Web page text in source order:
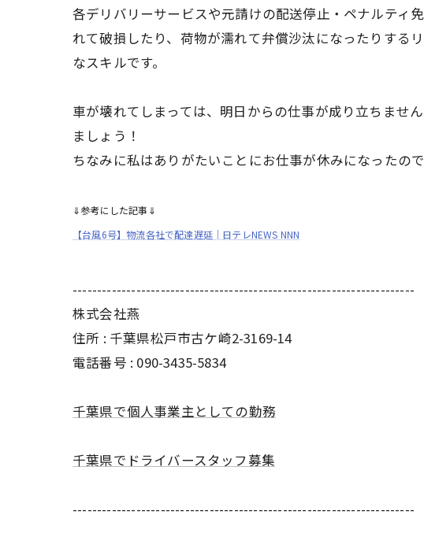
各デリバリーサービスや元請けの配送停止・ペナルティ
れて破損したり、荷物が濡れて弁償沙汰になったりする
なスキルです。
車が壊れてしまっては、明日からの仕事が成り立ちませ
ましょう！
ちなみに私はありがたいことにお仕事が休みになったの
⇓参考にした記事⇓
【台風6号】物流各社で配達遅延│日テレNEWS NNN
----------------------------------------------------------------------
株式会社燕
住所 : 千葉県松戸市古ケ崎2-3169-14
電話番号 : 090-3435-5834
千葉県で個人事業主としての勤務
千葉県でドライバースタッフ募集
----------------------------------------------------------------------